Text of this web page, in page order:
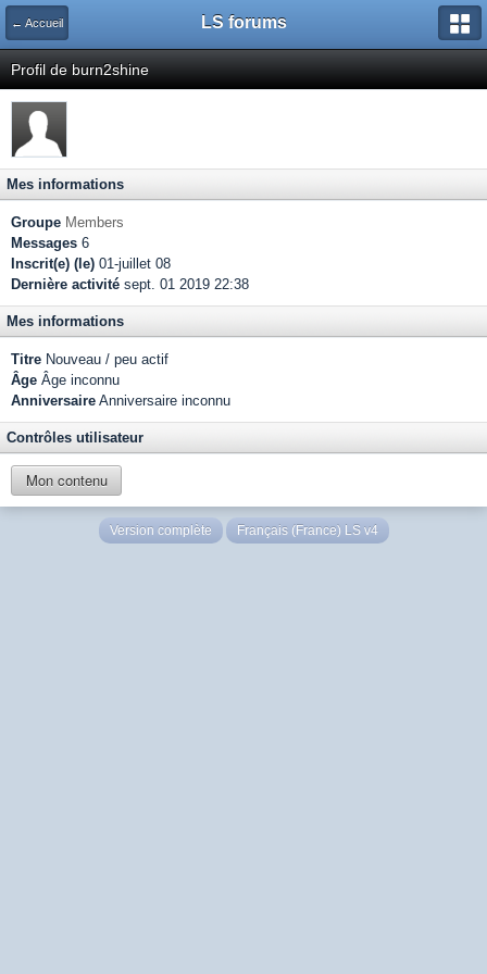
← Accueil LS forums
Profil de burn2shine
Mes informations
Groupe Members
Messages 6
Inscrit(e) (le) 01-juillet 08
Dernière activité sept. 01 2019 22:38
Mes informations
Titre Nouveau / peu actif
Âge Âge inconnu
Anniversaire Anniversaire inconnu
Contrôles utilisateur
Mon contenu
Version complète Français (France) LS v4